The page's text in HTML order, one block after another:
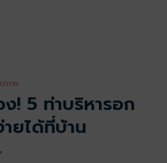
าพ
! 5 ท่าบริหารอก
ยได้ที่บ้าน